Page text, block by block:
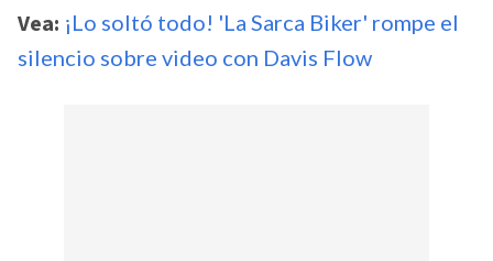
Vea: ¡Lo soltó todo! 'La Sarca Biker' rompe el
silencio sobre video con Davis Flow